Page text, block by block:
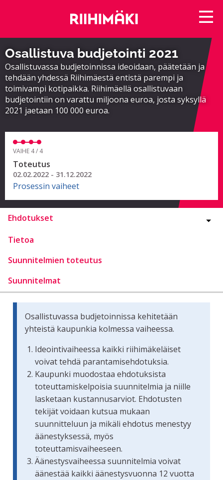
Osallistuva budjetointi 2021
Osallistuvassa budjetoinnissa ideoidaan, päätetään ja
tehdään yhdessä Riihimäestä entistä parempi ja
toimivampi kotipaikka. Riihimäellä osallistuvaan
budjetointiin on varattu miljoona euroa, josta syksyllä
2021 jaetaan 100 000 euroa.
VAIHE 4 / 4
Toteutus
02.02.2022 - 31.12.2022
Prosessin vaiheet
Ehdotukset
Tietoa
Suunnitelmien toteutus
Suunnitelmat
Osallistuvassa budjetoinnissa kehitetään
yhteistä kaupunkia kolmessa vaiheessa.
Ideointivaiheessa kaikki riihimäkeläiset
voivat tehdä parantamisehdotuksia.
Kaupunki muodostaa ehdotuksista
toteuttamiskelpoisia suunnitelmia ja niille
lasketaan kustannusarviot. Ehdotusten
tekijät voidaan kutsua mukaan
suunnitteluun ja mikäli ehdotus menestyy
äänestyksessä, myös
toteuttamisvaiheeseen.
Äänestysvaiheessa suunnitelmia voivat
äänestää kaikki äänestysvuonna 12 vuotta